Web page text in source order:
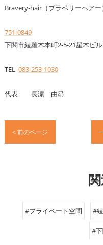
Bravery-hair（ブラベリーヘアー
751-0849
下関市綾羅木本町2-5-21星木ビ
TEL 083-253-1030
代表 長濵 由昂
< 前のページ
#プライベート空間 #
#